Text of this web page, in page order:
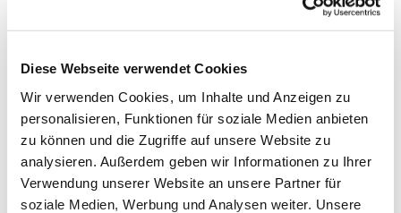
Diese Webseite verwendet Cookies
Wir verwenden Cookies, um Inhalte und Anzeigen zu
personalisieren, Funktionen für soziale Medien anbieten
zu können und die Zugriffe auf unsere Website zu
analysieren. Außerdem geben wir Informationen zu Ihrer
Verwendung unserer Website an unsere Partner für
soziale Medien, Werbung und Analysen weiter. Unsere